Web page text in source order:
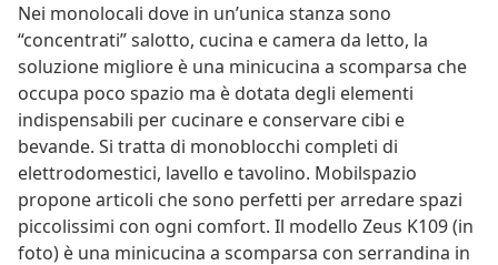
Nei monolocali dove in un’unica stanza sono
“concentrati” salotto, cucina e camera da letto, la
soluzione migliore è una minicucina a scomparsa che
occupa poco spazio ma è dotata degli elementi
indispensabili per cucinare e conservare cibi e
bevande. Si tratta di monoblocchi completi di
elettrodomestici, lavello e tavolino. Mobilspazio
propone articoli che sono perfetti per arredare spazi
piccolissimi con ogni comfort. Il modello Zeus K109 (in
foto) è una minicucina a scomparsa con serrandina in